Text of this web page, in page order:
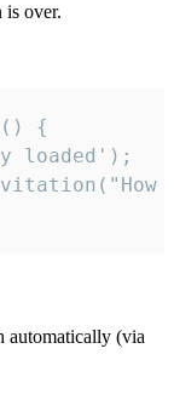
is over.
{
loaded');
automatically (via